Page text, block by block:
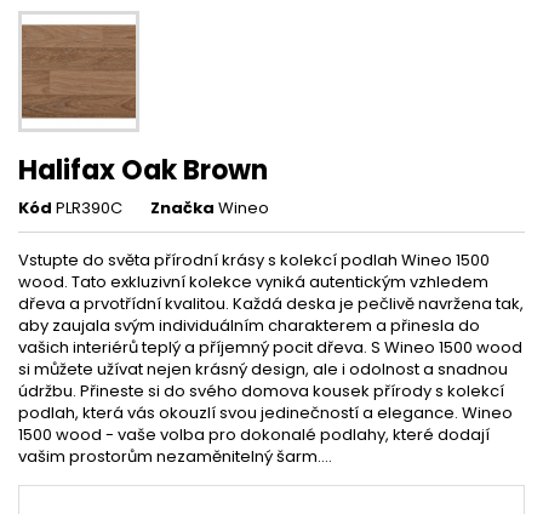
Halifax Oak Brown
Kód PLR390C Značka Wineo
Vstupte do světa přírodní krásy s kolekcí podlah Wineo 1500
wood. Tato exkluzivní kolekce vyniká autentickým vzhledem
dřeva a prvotřídní kvalitou. Každá deska je pečlivě navržena tak,
aby zaujala svým individuálním charakterem a přinesla do
vašich interiérů teplý a příjemný pocit dřeva. S Wineo 1500 wood
si můžete užívat nejen krásný design, ale i odolnost a snadnou
údržbu. Přineste si do svého domova kousek přírody s kolekcí
podlah, která vás okouzlí svou jedinečností a elegance. Wineo
1500 wood - vaše volba pro dokonalé podlahy, které dodají
vašim prostorům nezaměnitelný šarm....